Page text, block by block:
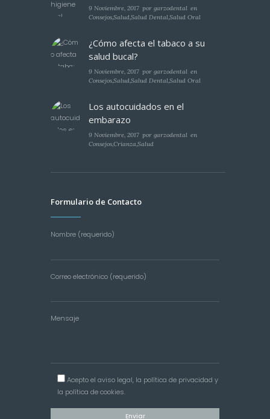
9 Noviembre, 2017 porgarzodental en
Consejos,Salud,Salud Dental,Salud Oral
¿Cómo afecta el tabaco a su
salud bucal?
9 Noviembre, 2017 porgarzodental en
Consejos,Salud,Salud Dental,Salud Oral
Los autocuidados en el
embarazo
9 Noviembre, 2017 porgarzodental en
Consejos,Crianza,Salud
Formulario de Contacto
Nombre (requerido)
Correo electrónico (requerido)
Mensaje
Acepto elaviso legal, la política de privacidad y
la política de cookies.